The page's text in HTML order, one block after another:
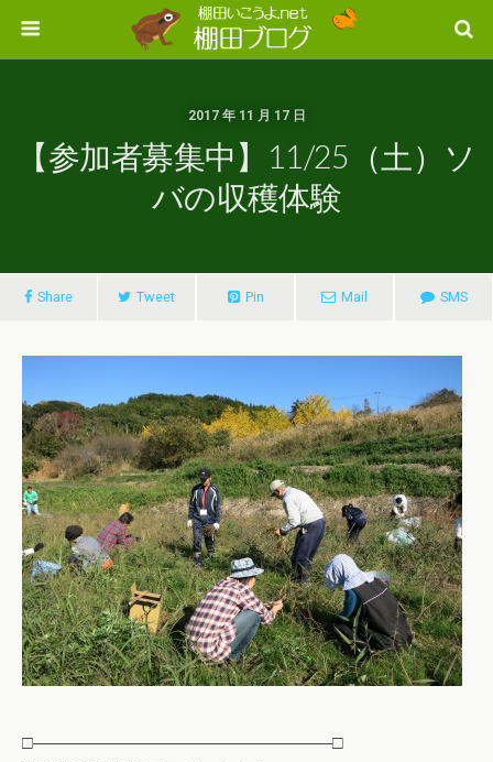
2017 年 11 月 17 日
【参加者募集中】11/25（土）ソ
バの収穫体験
Share Tweet Pin Mail SMS
□―――――――――――――――――□